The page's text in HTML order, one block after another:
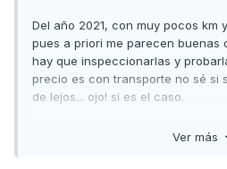
Del año 2021, con muy pocos km
pues a priori me parecen buenas
hay que inspeccionarlas y
precio es con transporte no sé si
de lejos... ojo! si es el caso.
Madrileña es donde se pueden
Ver más